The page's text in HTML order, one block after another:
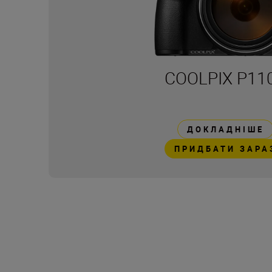
COOLPIX
ДОКЛАДНІШЕ
ПРИДБАТИ